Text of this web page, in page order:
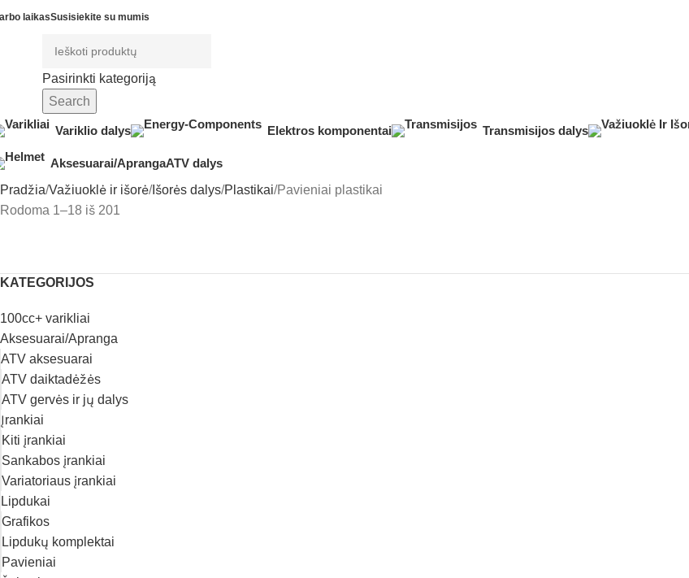
laikasSusisiekite su mumis
Pasirinkti kategoriją
Search
Variklio dalys Elektros komponentai Transmisijos dalys
Aksesuarai/AprangaATV dalys
Pradžia Važiuoklė ir išorė Išorės dalys Plastikai Pavieniai plastikai
Rodoma 1–18 iš 201
KATEGORIJOS
100cc+ varikliai
Aksesuarai/Apranga
ATV aksesuarai
ATV daiktadėžės
ATV gervės ir jų dalys
Įrankiai
Kiti įrankiai
Sankabos įrankiai
Variatoriaus įrankiai
Lipdukai
Grafikos
Lipdukų komplektai
Pavieniai